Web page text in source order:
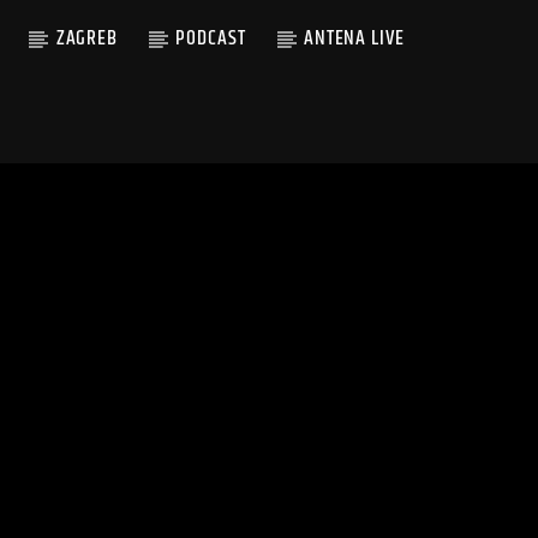
ZAGREB PODCAST ANTENA LIVE